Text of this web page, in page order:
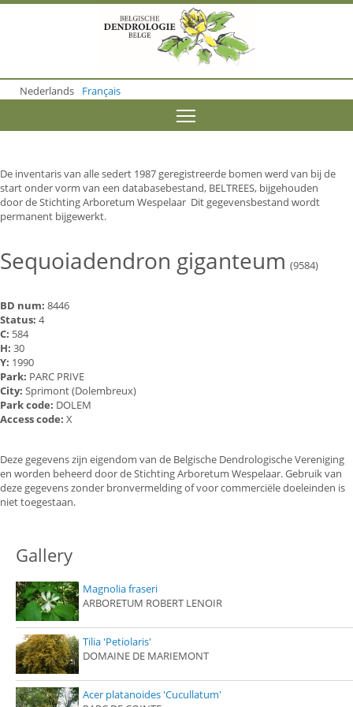
o
m
o
n
t
e
n
Nederlands Français
De inventaris van alle sedert 1987 geregistreerde bomen werd van bij de
start onder vorm van een databasebestand, BELTREES, bijgehouden
door de Stichting Arboretum Wespelaar Dit gegevensbestand wordt
permanent bijgewerkt.
Sequoiadendron giganteum (9584)
BD num: 8446
Status: 4
C: 584
H: 30
Y: 1990
Park: PARC PRIVE
City: Sprimont (Dolembreux)
Park code: DOLEM
Access code: X
Deze gegevens zijn eigendom van de Belgische Dendrologische Vereniging
en worden beheerd door de Stichting Arboretum Wespelaar. Gebruik van
deze gegevens zonder bronvermelding of voor commerciële doeleinden is
niet toegestaan.
Gallery
Magnolia fraseri
ARBORETUM ROBERT LENOIR
Tilia 'Petiolaris'
DOMAINE DE MARIEMONT
Acer platanoides 'Cucullatum'